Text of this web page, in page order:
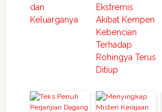
dan
Keluarganya
Ekstremis
Akibat Kempen
Kebencian
Terhadap
Rohingya Terus
Ditiup